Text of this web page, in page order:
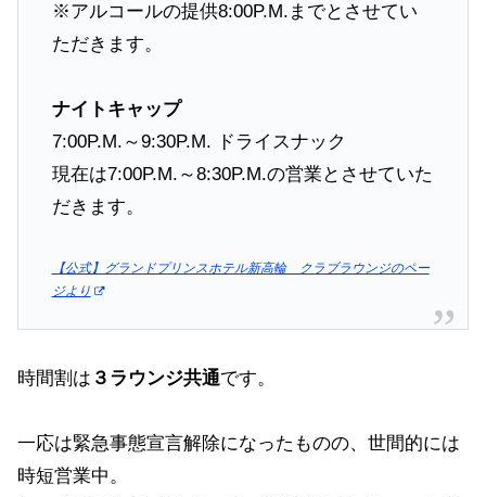
※アルコールの提供8:00P.M.までとさせてい
ただきます。
ナイトキャップ
7:00P.M.～9:30P.M. ドライスナック
現在は7:00P.M.～8:30P.M.の営業とさせていた
だきます。
【公式】グランドプリンスホテル新高輪 クラブラウンジのペー
ジより
時間割は ３ラウンジ共通です。
一応は緊急事態宣言解除になったものの、世間的には
時短営業中。